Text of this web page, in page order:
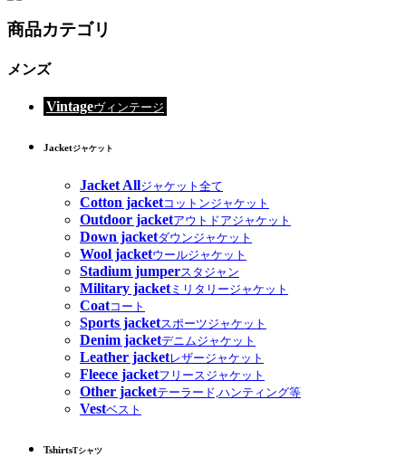
商品カテゴリ
メンズ
Vintageヴィンテージ
Jacketジャケット
Jacket Allジャケット全て
Cotton jacketコットンジャケット
Outdoor jacketアウトドアジャケット
Down jacketダウンジャケット
Wool jacketウールジャケット
Stadium jumperスタジャン
Military jacketミリタリージャケット
Coatコート
Sports jacketスポーツジャケット
Denim jacketデニムジャケット
Leather jacketレザージャケット
Fleece jacketフリースジャケット
Other jacketテーラード,ハンティング等
Vestベスト
TshirtsTシャツ